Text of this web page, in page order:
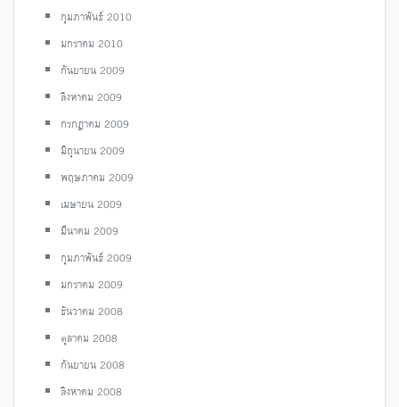
กุมภาพันธ์ 2010
มกราคม 2010
กันยายน 2009
สิงหาคม 2009
กรกฎาคม 2009
มิถุนายน 2009
พฤษภาคม 2009
เมษายน 2009
มีนาคม 2009
กุมภาพันธ์ 2009
มกราคม 2009
ธันวาคม 2008
ตุลาคม 2008
กันยายน 2008
สิงหาคม 2008